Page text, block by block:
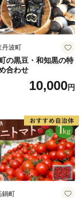
城百景に名を連ね
峡を発見した偉大
丹波町
の黒豆・和知黒の特
合わせ
10,000円
鍋町